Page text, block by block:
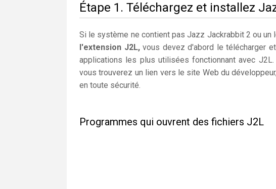
Étape 1. Téléchargez et installez
Si le système ne contient pas Jazz Jackrabbit 2 ou un
l'extension J2L,vous devez d'abord le télécharger
applications les plus utilisées fonctionnant avec
vous trouverez un lien vers le site Web du
en toute sécurité.
Programmes qui ouvrent des fichiers J2L